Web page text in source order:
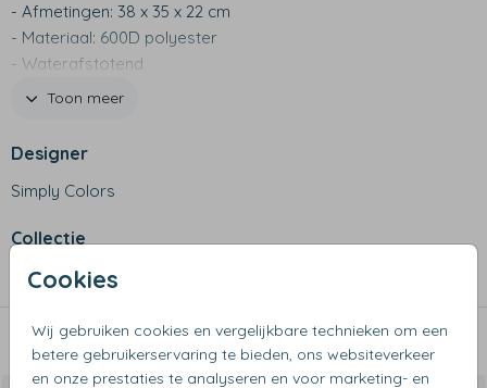
Cookies
Wij gebruiken cookies en vergelijkbare technieken om een
betere gebruikerservaring te bieden, ons websiteverkeer
en onze prestaties te analyseren en voor marketing- en
- Afmetingen: 38 x 35 x 22 cm
- Materiaal: 600D polyester
- Waterafstotend
- Met voorvak, zijvak én klein binnenvakje met ritssluiting
- Met stevige hengsels en een verstelbare schouderband
- Kan ook gedragen worden als een rugzak
- Niet geschikt voor de wasmachine
Toon meer
Designer
Simply Colors
Collectie
Sporttassen
Dit vind je misschien ook leuk